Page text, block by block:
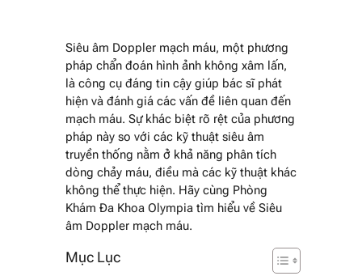
Siêu âm Doppler mạch máu, một phương
pháp chẩn đoán hình ảnh không xâm lấn,
là công cụ đáng tin cậy giúp bác sĩ phát
hiện và đánh giá các vấn đề liên quan đến
mạch máu. Sự khác biệt rõ rệt của phương
pháp này so với các kỹ thuật siêu âm
truyền thống nằm ở khả năng phân tích
dòng chảy máu, điều mà các kỹ thuật khác
không thể thực hiện. Hãy cùng Phòng
Khám Đa Khoa Olympia tìm hiểu về Siêu
âm Doppler mạch máu.